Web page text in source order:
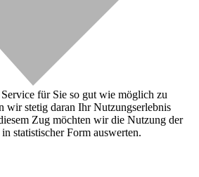
für Sie so gut wie möglich zu
wir stetig daran Ihr Nutzungserlebnis
Zug möchten wir die Nutzung der
statistischer Form auswerten.